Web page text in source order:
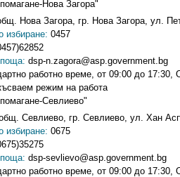
Нова Загора"
Нова Загора, гр. Нова Загора, ул.
избиране: 0457
dsp-n.zagora@asp.government.bg
работно време, от 09:00 до
режим на работа
Севлиево"
Севлиево, гр. Севлиево, ул. Хан
избиране: 0675
dsp-sevlievo@asp.government.bg
работно време, от 09:00 до